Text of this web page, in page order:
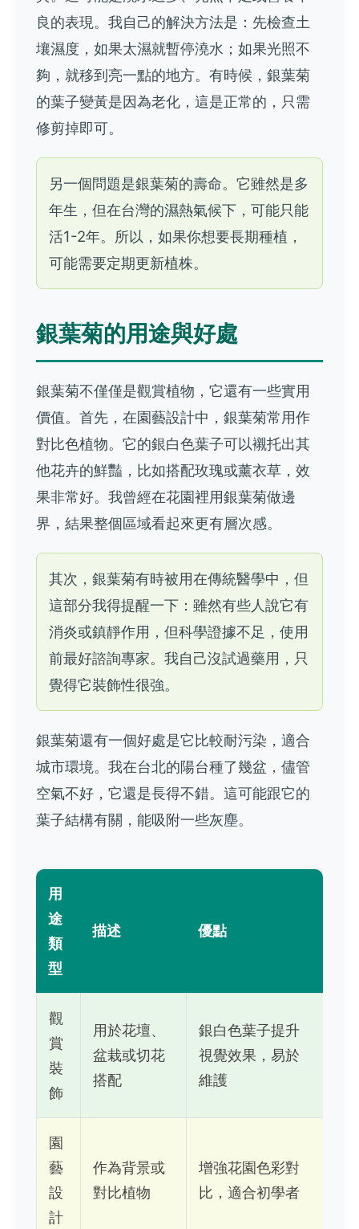
良的表現。我自己的解決方法是：先檢查土
壤濕度，如果太濕就暫停澆水；如果光照不
夠，就移到亮一點的地方。有時候，銀葉菊
的葉子變黃是因為老化，這是正常的，只需
修剪掉即可。
另一個問題是銀葉菊的壽命。它雖然是多
年生，但在台灣的濕熱氣候下，可能只能
活1-2年。所以，如果你想要長期種植，
可能需要定期更新植株。
銀葉菊的用途與好處
銀葉菊不僅僅是觀賞植物，它還有一些實用
價值。首先，在園藝設計中，銀葉菊常用作
對比色植物。它的銀白色葉子可以襯托出其
他花卉的鮮豔，比如搭配玫瑰或薰衣草，效
果非常好。我曾經在花園裡用銀葉菊做邊
界，結果整個區域看起來更有層次感。
其次，銀葉菊有時被用在傳統醫學中，但
這部分我得提醒一下：雖然有些人說它有
消炎或鎮靜作用，但科學證據不足，使用
前最好諮詢專家。我自己沒試過藥用，只
覺得它裝飾性很強。
銀葉菊還有一個好處是它比較耐污染，適合
城市環境。我在台北的陽台種了幾盆，儘管
空氣不好，它還是長得不錯。這可能跟它的
葉子結構有關，能吸附一些灰塵。
用
途
類
型
描述 優點
觀
賞
裝
飾
用於花壇、
盆栽或切花
搭配
銀白色葉子提升
視覺效果，易於
維護
園
藝
設
計
作為背景或
對比植物
增強花園色彩對
比，適合初學者